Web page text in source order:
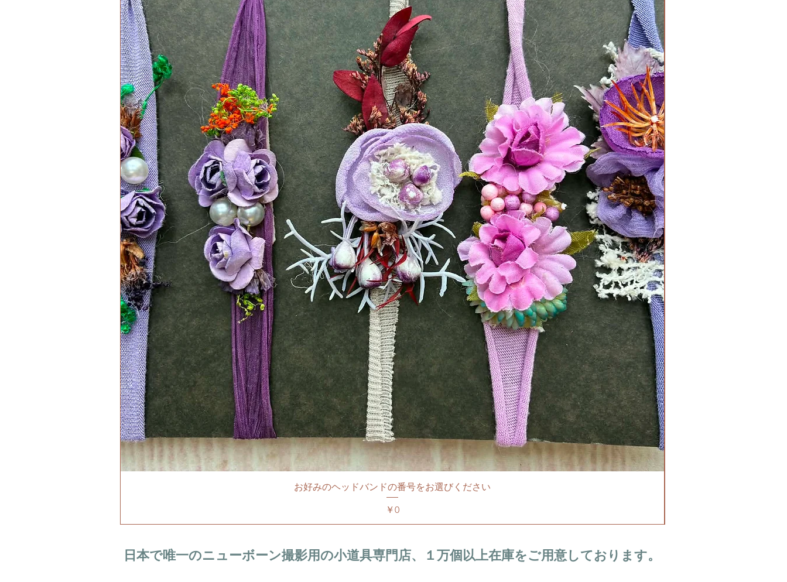
お好みのヘッドバンドの番号をお選びください
価格
￥0
日本で唯一のニューボーン撮影用の小道具専門店、１万個以上在庫をご用意しております。